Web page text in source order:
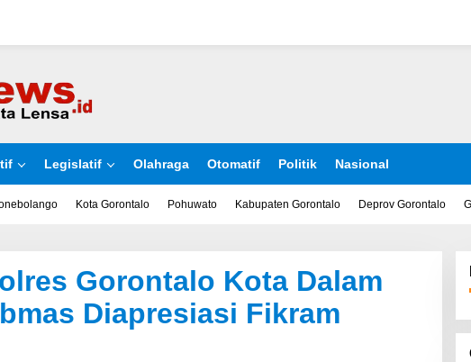
Legislatif Olahraga Otomatif Politik Nasional
Kota Gorontalo Pohuwato Kabupaten Gorontalo Deprov Gorontalo
Gorontalo Kota Dalam
Diapresiasi Fikram